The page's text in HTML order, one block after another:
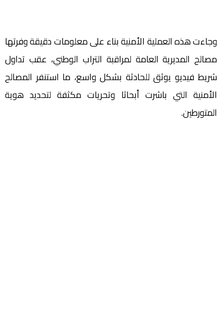
وجاءت هذه العملية الأمنية بناء على معلومات دقيقة وفرتها
مصالح المديرية العامة لمراقبة التراب الوطني، عقب تداول
شريط فيديو يوثق للحادثة بشكل واسع، ما استنفر المصالح
الأمنية التي باشرت أبحاثا وتحريات مكثفة لتحديد هوية
المتورطين.